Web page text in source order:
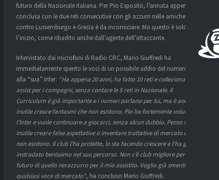
futuro della Nazionale italiana. Per Pio Esposito, l’annata appena
conclusa con le due reti consecutive con gli azzurri nelle amichevoli
contro Lussemburgo e Grecia è da incorniciare. Ma questo è solo
l’inizio, come ribadito anche dall’agente dell’attaccante.
Intervistato dai microfoni di Radio CRC, Mario Giuffredi ha
immediatamente spento le voci di un possibile addio del numero 94
alla “sua” Inter: “Ha appena 20 anni, ha fatto 10 reti e collezionato 5
assist per i compagni, senza contare le 5 reti in Nazionale. Il
Curriculum è già importante e i numeri parlano per lui, ma è anche
inutile creare fantasmi che non esistono. Pio ha fortemente voluto
l’Inter e vuole continuare a giocarci, senza alcun dubbio. Penso sia
inutile creare false aspettative o inventare trattative di mercato che
non esistono. Il club l’ha protetto, lo sta facendo crescere e l’ha già
instradato benissimo nel suo percorso. Non c’è club migliore per il
futuro di quello nerazzurro per il mio assistito. Voglio già smentire
qualsiasi voce di mercato”, ha concluso Mario Giuffredi.